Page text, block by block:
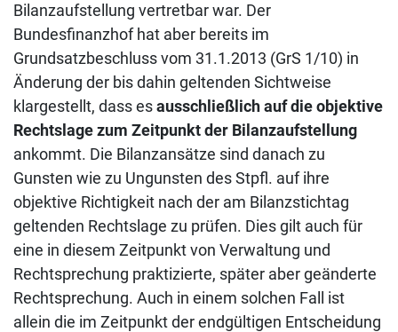
Bilanzaufstellung vertretbar war. Der
Bundesfinanzhof hat aber bereits im
Grundsatzbeschluss vom 31.1.2013 (GrS 1/10) in
Änderung der bis dahin geltenden Sichtweise
klargestellt, dass esausschließlich auf die objektive
Rechtslage zum Zeitpunkt der Bilanzaufstellung
ankommt. Die Bilanzansätze sind danach zu
Gunsten wie zu Ungunsten des Stpfl. auf ihre
objektive Richtigkeit nach der am Bilanzstichtag
geltenden Rechtslage zu prüfen. Dies gilt auch für
eine in diesem Zeitpunkt von Verwaltung und
Rechtsprechung praktizierte, später aber geänderte
Rechtsprechung. Auch in einem solchen Fall ist
allein die im Zeitpunkt der endgültigen Entscheidung